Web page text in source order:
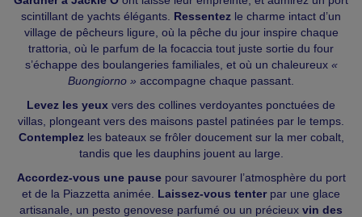
scintillant de yachts élégants. Ressentez le charme intact d’un
village de pêcheurs ligure, où la pêche du jour inspire chaque
trattoria, où le parfum de la focaccia tout juste sortie du four
s’échappe des boulangeries familiales, et où un chaleureux «
Buongiorno » accompagne chaque passant.
Levez les yeux vers des collines verdoyantes ponctuées de
villas, plongeant vers des maisons pastel patinées par le temps.
Contemplezles bateaux se frôler doucement sur la mer cobalt,
tandis que les dauphins jouent au large.
Accordez-vous une pausepour savourer l’atmosphère du port
et de la Piazzetta animée. Laissez-vous tenterpar une glace
artisanale, un pesto genovese parfumé ou un précieux vin des